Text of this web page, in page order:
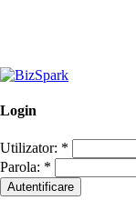
Login
Utilizator: *
Parola: *